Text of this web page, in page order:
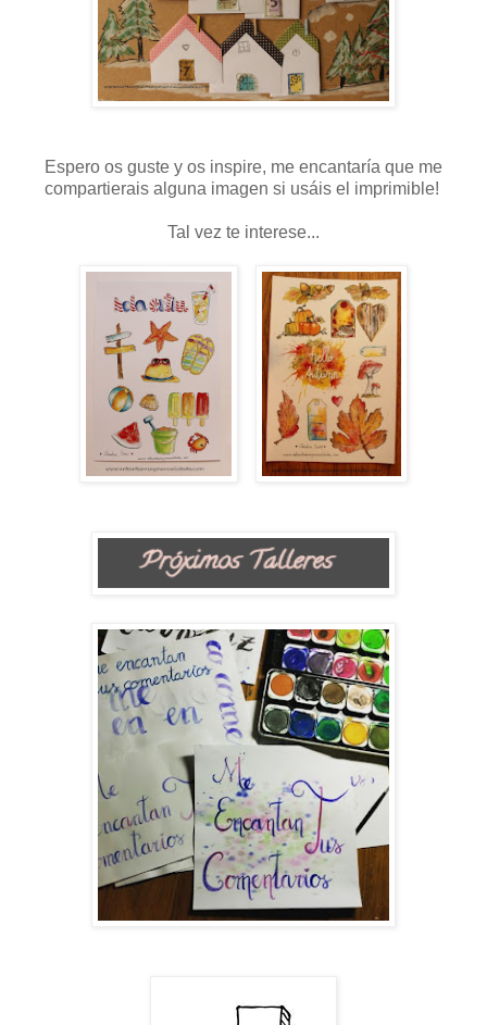
Espero os guste y os inspire, me encantaría que me
compartierais alguna imagen si usáis el imprimible!
Tal vez te interese...